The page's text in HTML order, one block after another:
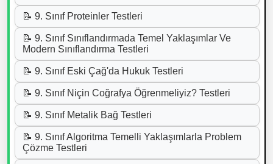
📝 9. Sınıf Proteinler Testleri
📝 9. Sınıf Sınıflandırmada Temel Yaklaşımlar Ve
Modern Sınıflandırma Testleri
📝 9. Sınıf Eski Çağ'da Hukuk Testleri
📝 9. Sınıf Niçin Coğrafya Öğrenmeliyiz? Testleri
📝 9. Sınıf Metalik Bağ Testleri
📝 9. Sınıf Algoritma Temelli Yaklaşımlarla Problem
Çözme Testleri